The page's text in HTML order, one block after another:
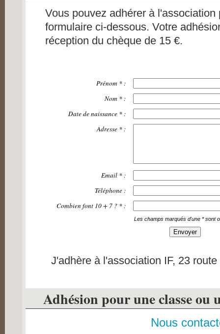
Vous pouvez adhérer à l'association
formulaire ci-dessous. Votre
réception du chèque de 15 €.
Prénom *:
Nom *:
Date de naissance *:
Adresse *:
Email *:
Téléphone :
Combien font 10 + 7 ? * :
Les champs marqués d'une * sont
J'adhère à l'association IF, 23
Adhésion pour une classe ou
Nous